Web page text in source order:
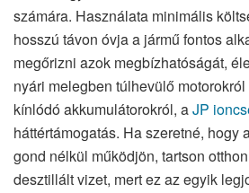
számára. Használata minimális
hosszú távon óvja a jármű fontos
megőrizni azok megbízhatóságát,
nyári melegben túlhevülő
kínlódó akkumulátorokról, aJP
háttértámogatás. Ha szeretné, hogy
gond nélkül működjön, tartson
desztillált vizet, mert ez az egyik